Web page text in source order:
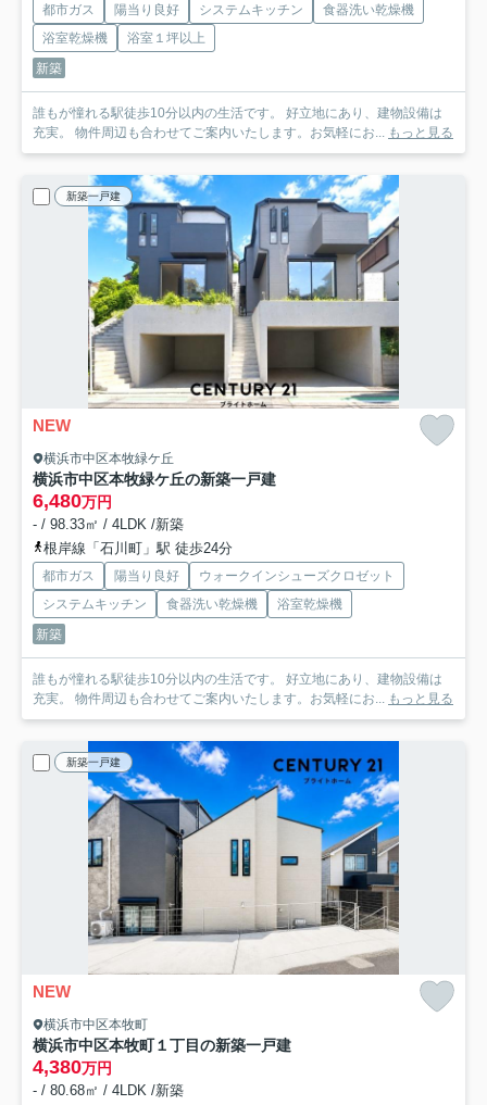
都市ガス 陽当り良好 システムキッチン
食器洗い乾燥機
浴室乾燥機
浴室１坪以上
新築
誰もが憧れる駅徒歩10分以内の生活です。 好立地にあり、建物設備は
充実。 物件周辺も合わせてご案内いたします。お気軽にお... もっと見る
新築一戸建
NEW
横浜市中区本牧緑ケ丘
横浜市中区本牧緑ケ丘の新築一戸建
6,480万円
- / 98.33㎡ / 4LDK /新築
根岸線「石川町」駅 徒歩24分
都市ガス 陽当り良好
ウォークインシューズクロゼット
システムキッチン
食器洗い乾燥機
浴室乾燥機
新築
誰もが憧れる駅徒歩10分以内の生活です。 好立地にあり、建物設備は
充実。 物件周辺も合わせてご案内いたします。お気軽にお... もっと見る
新築一戸建
NEW
横浜市中区本牧町
横浜市中区本牧町１丁目の新築一戸建
4,380万円
- / 80.68㎡ / 4LDK /新築